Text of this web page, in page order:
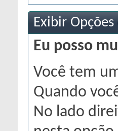
Exibir Opções
Eu posso
Você tem
Quando
No lado